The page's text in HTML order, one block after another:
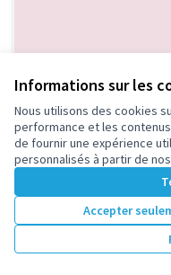
Informations sur les
Nous utilisons des cookies
performance et les
de fournir une expérience
personnalisés à partir de
Accepter
Ateliers de
grains de la rue
6